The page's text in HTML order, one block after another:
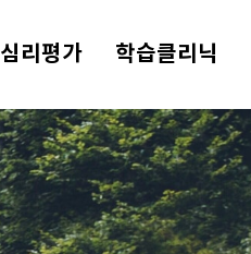
심리평가 학습클리닉